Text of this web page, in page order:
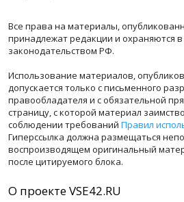
Все права на материалы,
принадлежат редакции и охраняются в
законодательством РФ.
Использование материалов,
допускается только с письменного
правообладателя и с обязательной
страницу, с которой материал
соблюдении требований Правил
Гиперссылка должна размещаться
воспроизводящем оригинальный
после цитируемого блока.
О проекте VSE42.RU